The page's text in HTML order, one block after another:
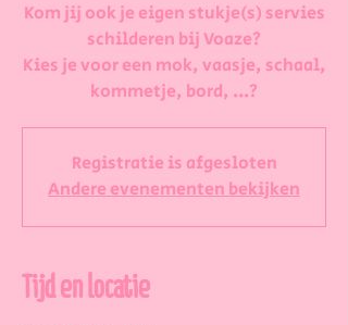
Kom jij ook je eigen stukje(s) servies
schilderen bij Voaze?
Kies je voor een mok, vaasje, schaal,
kommetje, bord, ...?
Registratie is afgesloten
Andere evenementen bekijken
Tijd en locatie